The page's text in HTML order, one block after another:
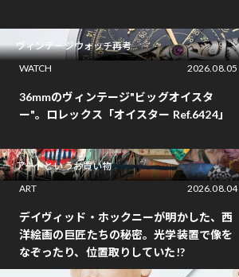
ヴィンテージウォッチ再考
WATCH
2026.08.05
36mmのヴィンテージ"ビッグオイスタ
ー"。ロレックス「オイスター Ref.6424」
アートというお買い物
ART
2026.08.04
デイヴィッド・ホックニーが明かした、西
洋絵画の巨匠たちの秘密。光学装置で像を
なぞったり、位置取りしていた!?